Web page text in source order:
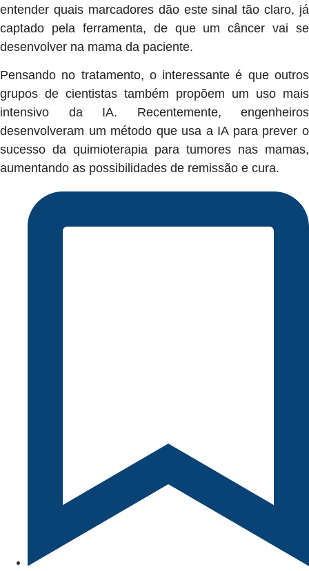
entender quais marcadores dão este sinal tão claro, já
captado pela ferramenta, de que um câncer vai se
desenvolver na mama da paciente.
Pensando no tratamento, o interessante é que outros
grupos de cientistas também propõem um uso mais
intensivo da IA. Recentemente, engenheiros
desenvolveram um método que usa a IA para prever o
sucesso da quimioterapia para tumores nas mamas,
aumentando as possibilidades de remissão e cura.